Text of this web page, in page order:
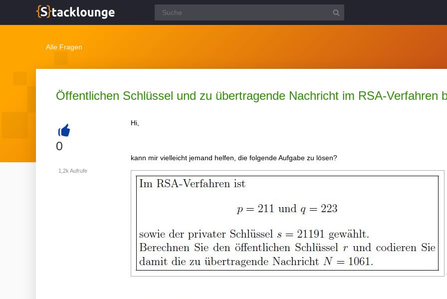
Alle Fragen
Öffentlichen Schlüssel und zu übertragende Nachricht im RSA-Verfahren
+
0
1,2k Aufrufe
Hi,
kann mir vielleicht jemand helfen, die folgende Aufgabe zu lösen?